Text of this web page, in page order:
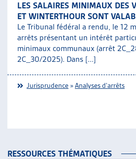
LES SALAIRES MINIMAUX DES
ET WINTERTHOUR SONT
Le Tribunal fédéral a rendu, le 12
arrêts présentant un intérêt
minimaux communaux (arrêt
2C_30/2025). Dans [...]
Jurisprudence »Analyses d'arrêts
RESSOURCES THÉMATIQUES